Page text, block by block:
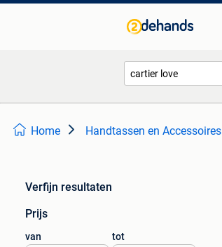
Home Handtassen en Accessoires
Verfijn resultaten
Prijs
van tot